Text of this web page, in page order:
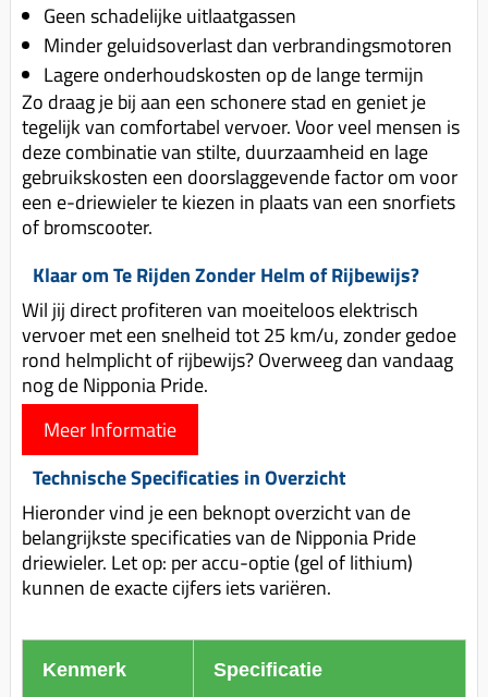
Geen schadelijke uitlaatgassen
Minder geluidsoverlast dan verbrandingsmotoren
Lagere onderhoudskosten op de lange termijn
Zo draag je bij aan een schonere stad en geniet je
tegelijk van comfortabel vervoer. Voor veel mensen is
deze combinatie van stilte, duurzaamheid en lage
gebruikskosten een doorslaggevende factor om voor
een e-driewieler te kiezen in plaats van een snorfiets
of bromscooter.
Klaar om Te Rijden Zonder Helm of Rijbewijs?
Wil jij direct profiteren van moeiteloos elektrisch
vervoer met een snelheid tot 25 km/u, zonder gedoe
rond helmplicht of rijbewijs? Overweeg dan vandaag
nog de Nipponia Pride.
Meer Informatie
Technische Specificaties in Overzicht
Hieronder vind je een beknopt overzicht van de
belangrijkste specificaties van de Nipponia Pride
driewieler. Let op: per accu-optie (gel of lithium)
kunnen de exacte cijfers iets variëren.
Kenmerk Specificatie